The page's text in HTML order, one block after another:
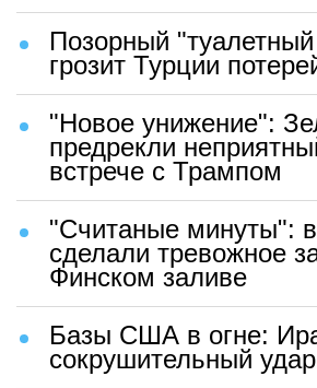
Позорный
грозит Турции
"Новое унижение":
предрекли
встрече с Трампом
"Считаные минуты":
сделали тревожное
Финском заливе
Базы США в огне:
сокрушительный